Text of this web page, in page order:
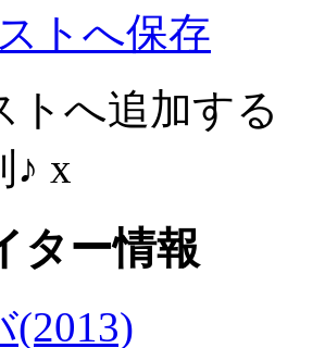
トへ保存
トへ追加する
♪ x
ター情報
(2013)